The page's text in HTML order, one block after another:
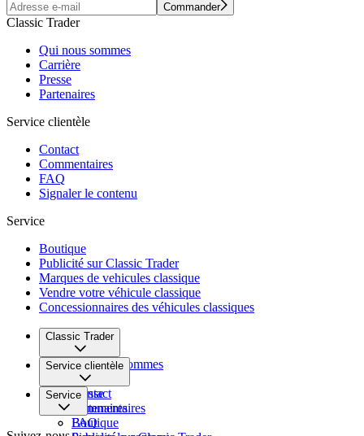
Commander
Classic Trader
Qui nous sommes
Carrière
Presse
Partenaires
Service clientèle
Contact
Commentaires
FAQ
Signaler le contenu
Service
Boutique
Publicité sur Classic Trader
Marques de vehicules classique
Vendre votre véhicule classique
Concessionnaires des véhicules classiques
Classic Trader
Qui nous sommes
Carrière
Presse
Partenaires
Service clientèle
Contact
Commentaires
FAQ
Service
Boutique